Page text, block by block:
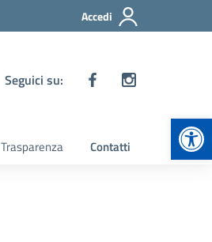
Accedi
Seguici su:
Trasparenza Contatti